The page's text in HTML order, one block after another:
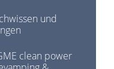
und
clean power